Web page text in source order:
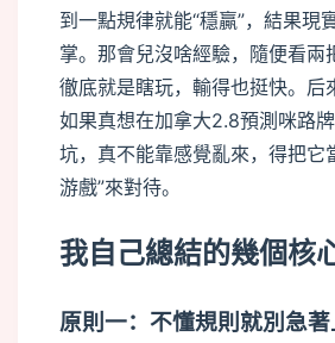
到一點規律就能“穩贏”，結果現
掌。那會兒沒啥經驗，隨便看兩
徹底就是瞎玩，輸得也挺快。后
如果真想在加拿大2.8預測咪路
坑，真不能靠感覺亂來，得把它
游戲”來對待。
我自己總結的幾個核
原則一：不懂規則就別急